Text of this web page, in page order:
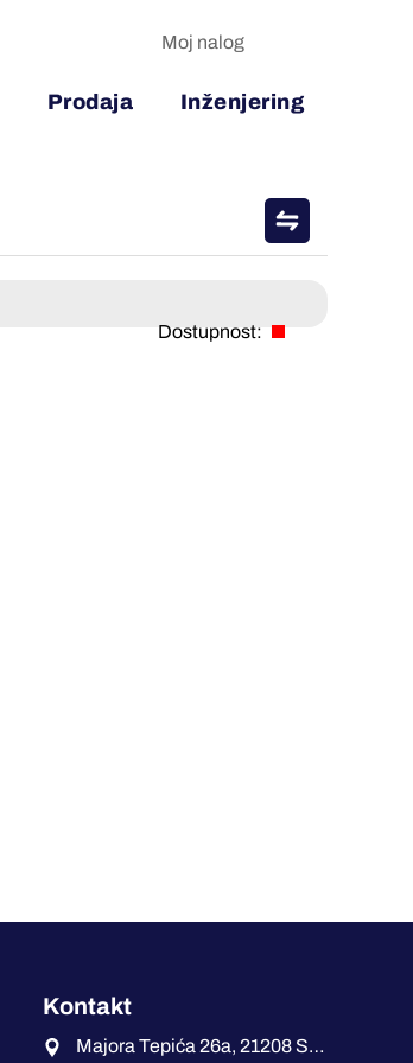
Prodaja Inženjering
Moj nalog
Dostupnost:
Kontakt
Majora Tepića 26a, 21208 Sremska Kamenica